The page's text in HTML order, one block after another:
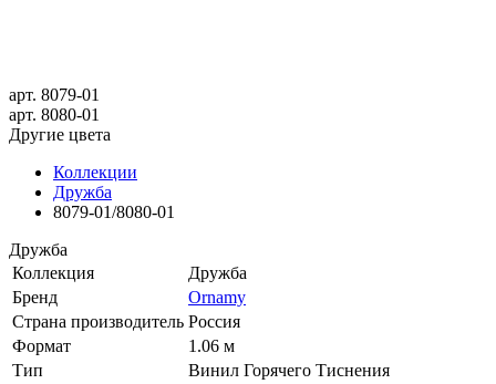
арт. 8079-01
арт. 8080-01
Другие цвета
Коллекции
Дружба
8079-01/8080-01
Дружба
Коллекция
Дружба
Бренд
Ornamy
Страна производитель Россия
Формат
1.06 м
Тип
Винил Горячего Тиснения